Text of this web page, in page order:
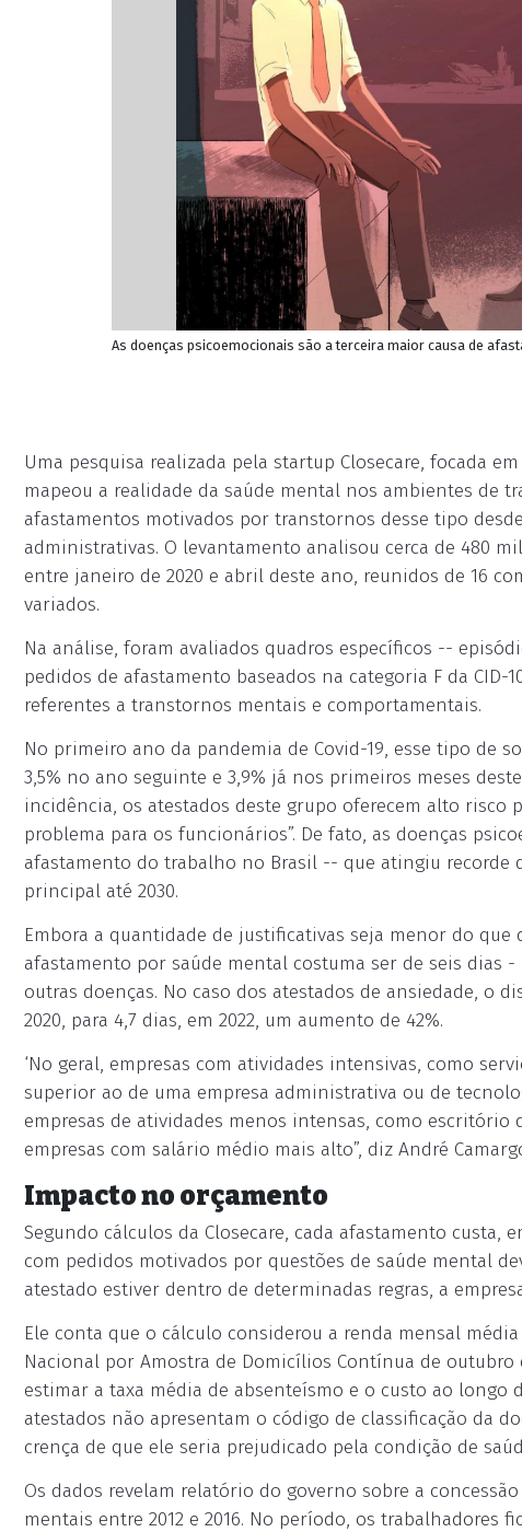
As doenças psicoemocionais são a terceira maior causa de
Uma pesquisa realizada pela startup Closecare, focada
mapeou a realidade da saúde mental nos ambientes de
afastamentos motivados por transtornos desse tipo
administrativas. O levantamento analisou cerca de 480
entre janeiro de 2020 e abril deste ano, reunidos de 16
variados.
Na análise, foram avaliados quadros específicos --
pedidos de afastamento baseados na categoria F da CID-
referentes a transtornos mentais e comportamentais.
No primeiro ano da pandemia de Covid-19, esse tipo de
3,5% no ano seguinte e 3,9% já nos primeiros meses
incidência, os atestados deste grupo oferecem alto risco
problema para os funcionários”. De fato, as doenças
afastamento do trabalho no Brasil -- que atingiu recorde
principal até 2030.
Embora a quantidade de justificativas seja menor do
afastamento por saúde mental costuma ser de seis dias
outras doenças. No caso dos atestados de ansiedade, o
2020, para 4,7 dias, em 2022, um aumento de 42%.
‘No geral, empresas com atividades intensivas, como
superior ao de uma empresa administrativa ou de
empresas de atividades menos intensas, como
empresas com salário médio mais alto”, diz André
Impacto no orçamento
Segundo cálculos da Closecare, cada afastamento custa,
com pedidos motivados por questões de saúde mental
atestado estiver dentro de determinadas regras, a
Ele conta que o cálculo considerou a renda mensal
Nacional por Amostra de Domicílios Contínua de outubro
estimar a taxa média de absenteísmo e o custo ao longo
atestados não apresentam o código de classificação da
crença de que ele seria prejudicado pela condição de
Os dados revelam relatório do governo sobre a
mentais entre 2012 e 2016. No período, os trabalhadores